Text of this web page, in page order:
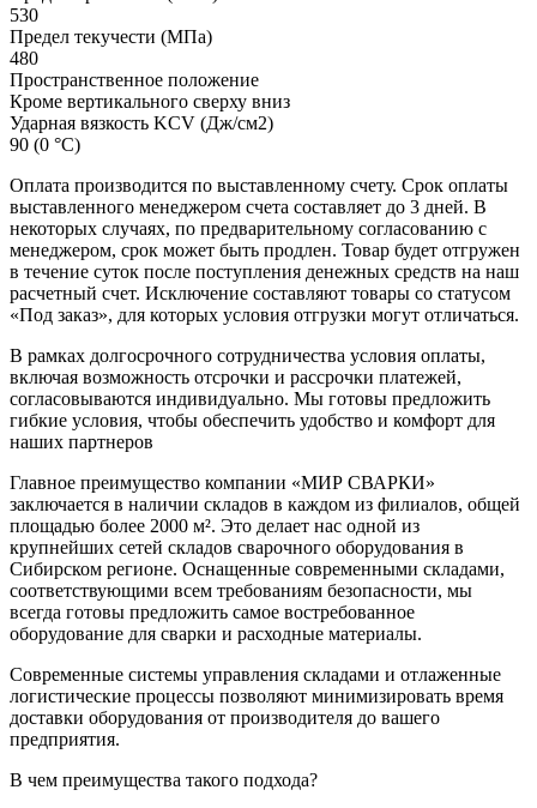
530
Предел текучести (МПа)
480
Пространственное положение
Кроме вертикального сверху вниз
Ударная вязкость KCV (Дж/см2)
90 (0 °С)
Оплата производится по выставленному счету. Срок оплаты
выставленного менеджером счета составляет до 3 дней. В
некоторых случаях, по предварительному согласованию с
менеджером, срок может быть продлен. Товар будет отгружен
в течение суток после поступления денежных средств на наш
расчетный счет. Исключение составляют товары со статусом
«Под заказ», для которых условия отгрузки могут отличаться.
В рамках долгосрочного сотрудничества условия оплаты,
включая возможность отсрочки и рассрочки платежей,
согласовываются индивидуально. Мы готовы предложить
гибкие условия, чтобы обеспечить удобство и комфорт для
наших партнеров
Главное преимущество компании «МИР СВАРКИ»
заключается в наличии складов в каждом из филиалов, общей
площадью более 2000 м². Это делает нас одной из
крупнейших сетей складов сварочного оборудования в
Сибирском регионе. Оснащенные современными складами,
соответствующими всем требованиям безопасности, мы
всегда готовы предложить самое востребованное
оборудование для сварки и расходные материалы.
Современные системы управления складами и отлаженные
логистические процессы позволяют минимизировать время
доставки оборудования от производителя до вашего
предприятия.
В чем преимущества такого подхода?